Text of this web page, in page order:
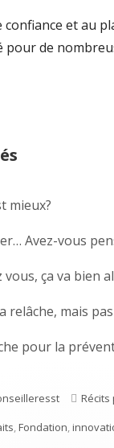
et au
pour de
mieux?
Avez-vous
vous, ça va bien
relâche, mais
pour la
,Fondation,